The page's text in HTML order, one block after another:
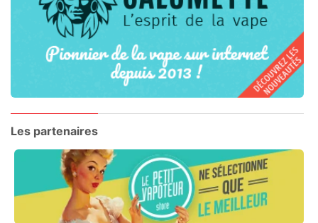
Les partenaires